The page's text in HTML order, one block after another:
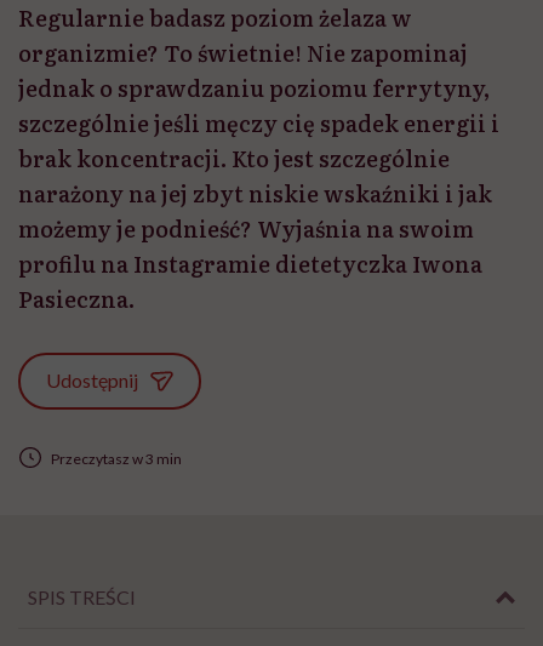
Regularnie badasz poziom żelaza w
organizmie? To świetnie! Nie zapominaj
jednak o sprawdzaniu poziomu ferrytyny,
szczególnie jeśli męczy cię spadek energii i
brak koncentracji. Kto jest szczególnie
narażony na jej zbyt niskie wskaźniki i jak
możemy je podnieść? Wyjaśnia na swoim
profilu na Instagramie dietetyczka Iwona
Pasieczna.
Udostępnij
Przeczytasz w 3 min
SPIS TREŚCI